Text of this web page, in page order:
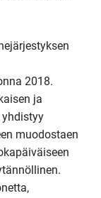
2018.
ja
muodostaen